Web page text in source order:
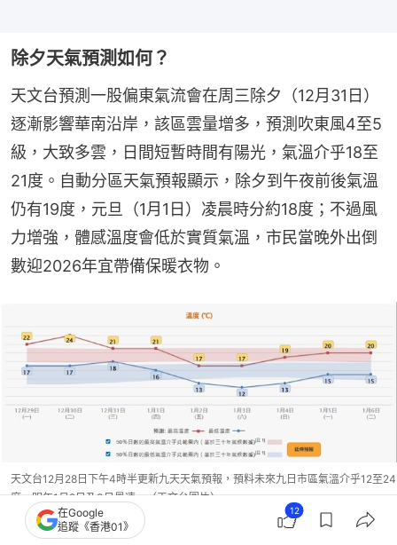
除夕天氣預測如何？
天文台預測一股偏東氣流會在周三除夕（12月31日）
逐漸影響華南沿岸，該區雲量增多，預測吹東風4至5
級，大致多雲，日間短暫時間有陽光，氣溫介乎18至
21度。自動分區天氣預報顯示，除夕到午夜前後氣溫
仍有19度，元旦（1月1日）凌晨時分約18度；不過風
力增強，體感溫度會低於實質氣溫，市民當晚外出倒
數迎2026年宜帶備保暖衣物。
天文台12月28日下午4時半更新九天天氣預報，預料未來九日市區氣溫介乎12至24
度，明年1月2日及3日最凍。（天文台圖片）
在Google
追蹤《香港01》
12